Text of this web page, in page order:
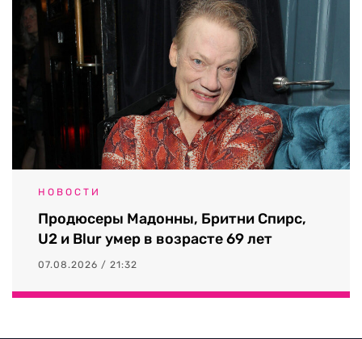
НОВОСТИ
Продюсеры Мадонны, Бритни Спирс,
U2 и Blur умер в возрасте 69 лет
07.08.2026 / 21:32